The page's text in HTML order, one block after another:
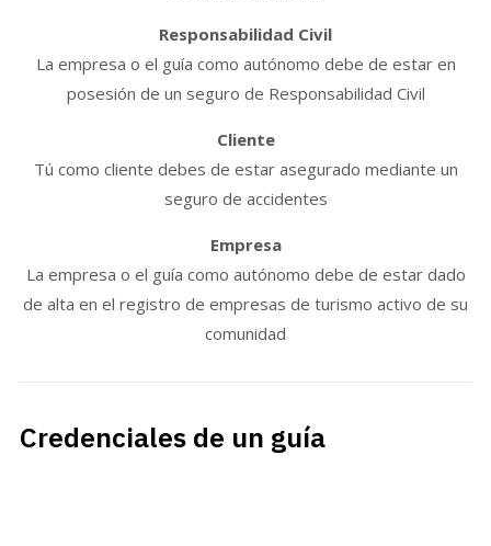
Responsabilidad Civil
La empresa o el guía como autónomo debe de estar en
posesión de un seguro de Responsabilidad Civil
Cliente
Tú como cliente debes de estar asegurado mediante un
seguro de accidentes
Empresa
La empresa o el guía como autónomo debe de estar dado
de alta en el registro de empresas de turismo activo de su
comunidad
Credenciales de un guía